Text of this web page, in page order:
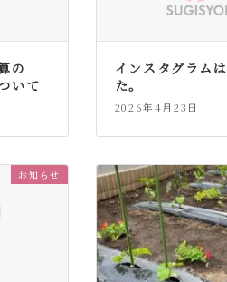
の
いて
インスタグラム
た。
2026年4月23日
お知らせ